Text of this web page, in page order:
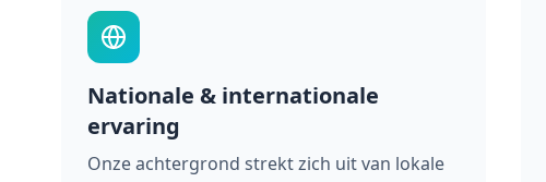
Nationale & internationale
ervaring
Onze achtergrond strekt zich uit van lokale